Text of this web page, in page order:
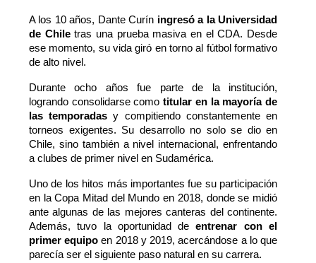
A los 10 años, Dante Curín ingresó a la Universidad
de Chiletras una prueba masiva en el CDA. Desde
ese momento, su vida giró en torno al fútbol formativo
de alto nivel.
Durante ocho años fue parte de la institución,
logrando consolidarse comotitular en la mayoría de
las temporadas y compitiendo constantemente en
torneos exigentes. Su desarrollo no solo se dio en
Chile, sino también a nivel internacional, enfrentando
a clubes de primer nivel en Sudamérica.
Uno de los hitos más importantes fue su participación
en la Copa Mitad del Mundo en 2018, donde se midió
ante algunas de las mejores canteras del continente.
Además, tuvo la oportunidad deentrenar con el
primer equipo en 2018 y 2019, acercándose a lo que
parecía ser el siguiente paso natural en su carrera.